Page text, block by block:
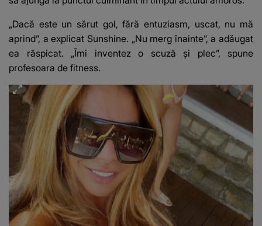
„Dacă este un sărut gol, fără entuziasm, uscat, nu mă
aprind”, a explicat Sunshine. „Nu merg înainte”, a adăugat
ea răspicat. „Îmi inventez o scuză și plec”, spune
profesoara de fitness.